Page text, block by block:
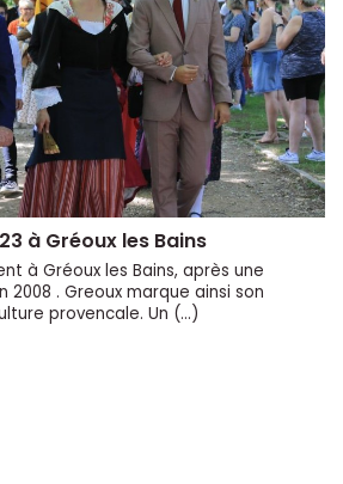
à Gréoux les Bains
à Gréoux les Bains, après une
. Greoux marque ainsi son
provencale. Un (…)